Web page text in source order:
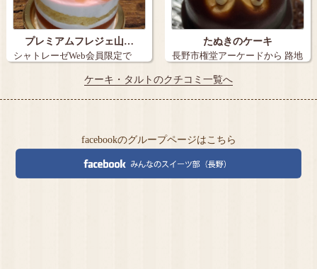
プレミアムフレジェ山…
シャトレーゼWeb会員限定で
たぬきのケーキ
長野市権堂アーケードから 路地
ケーキ・タルトのクチコミ一覧へ
facebookのグループページはこちら